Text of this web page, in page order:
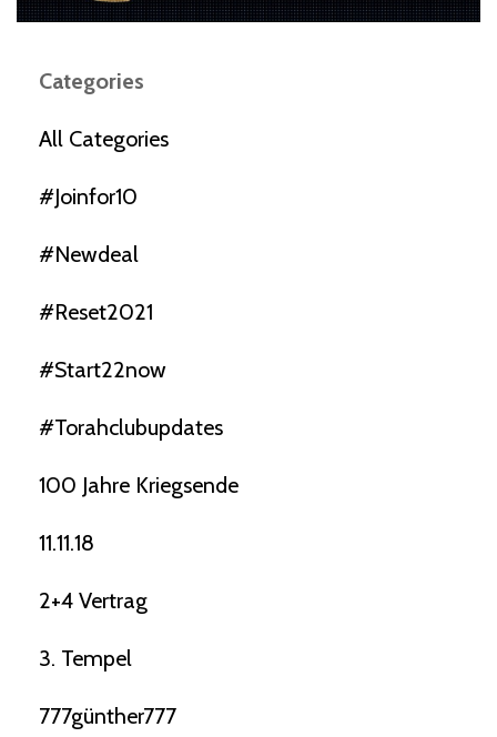
Categories
All Categories
#joinfor10
#newdeal
#reset2021
#start22now
#torahclubupdates
100 Jahre Kriegsende
11.11.18
2+4 Vertrag
3. Tempel
777günther777